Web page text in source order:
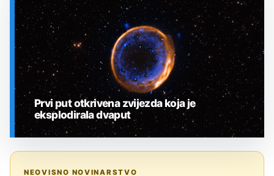
Prvi put otkrivena zvijezda koja je
eksplodirala dvaput
NEOVISNO NOVINARSTVO